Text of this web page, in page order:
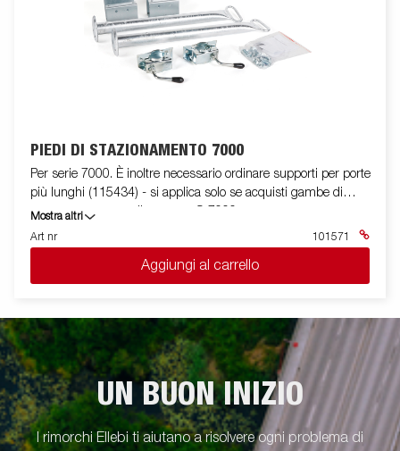
PIEDI DI STAZIONAMENTO 7000
Per serie 7000. È inoltre necessario ordinare supporti per porte
più lunghi (115434) - si applica solo se acquisti gambe di
sostegno per armadi con ante S-7000
Mostra altri
Art nr
101571
Aggiungi al carrello
UN BUON INIZIO
I rimorchi Ellebi ti aiutano a risolvere ogni problema di